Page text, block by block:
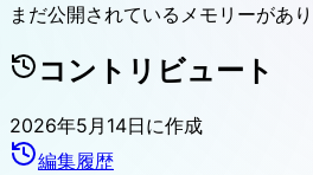
まだ公開されているメモリーがあり
コントリビュート
2026年5月14日に作成
編集履歴